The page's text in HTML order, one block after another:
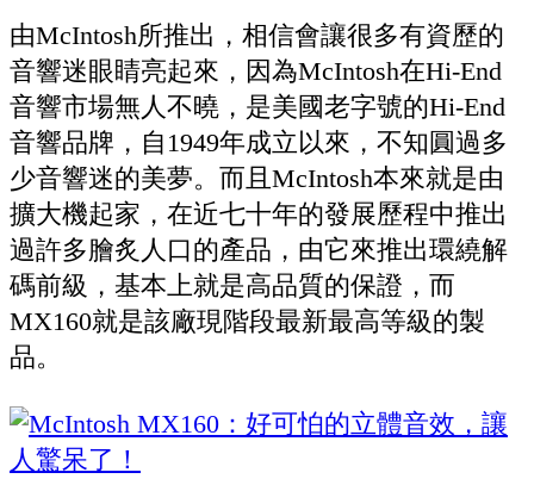
由McIntosh所推出，相信會讓很多有資歷的
音響迷眼睛亮起來，因為McIntosh在Hi-End
音響市場無人不曉，是美國老字號的Hi-End
音響品牌，自1949年成立以來，不知圓過多
少音響迷的美夢。而且McIntosh本來就是由
擴大機起家，在近七十年的發展歷程中推出
過許多膾炙人口的產品，由它來推出環繞解
碼前級，基本上就是高品質的保證，而
MX160就是該廠現階段最新最高等級的製
品。